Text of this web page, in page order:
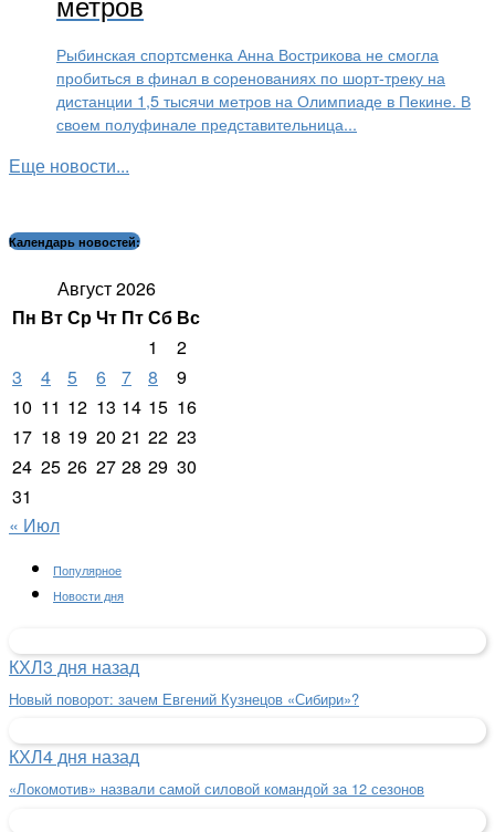
Рыбинская спортсменка Анна Вострикова не смогла
пробиться в финал в соренованиях по шорт-треку на
дистанции 1,5 тысячи метров на Олимпиаде в Пекине. В
своем полуфинале представительница...
Еще новости...
Календарь новостей:
Август 2026
Пн ВтСрЧт ПтСб Вс
1
2
3
4 5 6 7 8
9
10 11 12 13 14 15 16
17 18 19 20 21 22 23
24 25 26 27 28 29 30
31
« Июл
Популярное
Новости дня
КХЛ3 дня назад
Новый поворот: зачем Евгений Кузнецов «Сибири»?
КХЛ4 дня назад
«Локомотив» назвали самой силовой командой за 12 сезонов